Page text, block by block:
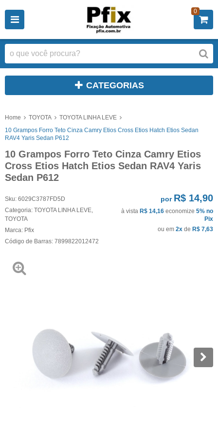
0
CATEGORIAS
Home TOYOTA
TOYOTA LINHA LEVE
10 Grampos Forro Teto Cinza Camry Etios Cross Etios Hatch Etios Sedan
RAV4 Yaris Sedan P612
10 Grampos Forro Teto Cinza Camry Etios
Cross Etios Hatch Etios Sedan RAV4 Yaris
Sedan P612
Sku: 6029C3787FD5D
Categoria: TOYOTA LINHA LEVE
TOYOTA
Marca: Pfix
Código de Barras: 7899822012472
por R$ 14,90
à vista R$ 14,16 economize 5% no
Pix
ou em 2x de R$ 7,63